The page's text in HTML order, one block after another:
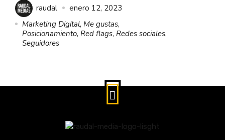
raudal
enero 12, 2023
Marketing Digital, Me gustas,
Posicionamiento, Red flags, Redes sociales,
Seguidores